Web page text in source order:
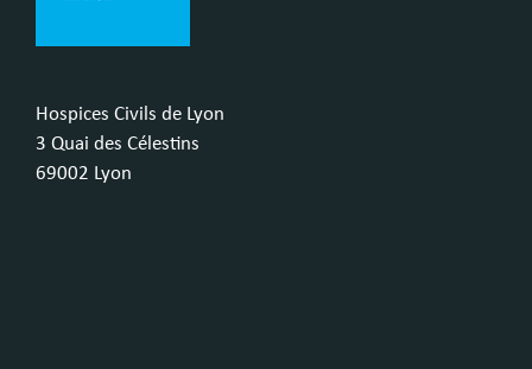
Hospices Civils de Lyon
3 Quai des Célestins
69002 Lyon